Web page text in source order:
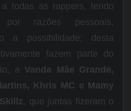
a todas as rappers, tendo
por razões pessoais,
a possibilidade; desta
fazem parte do
a Vanda Mãe Grande,
Khris MC e Mamy
, que juntas fizeram o